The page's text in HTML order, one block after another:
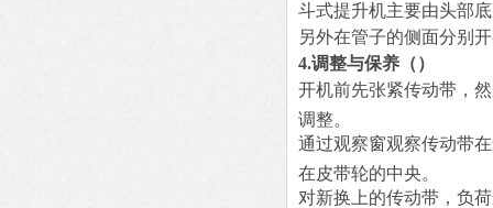
斗式提升机主要由头部
另外在管子的侧面分别
4.调整与保养 （）
开机前先张紧传动带，
调整。
通过观察窗观察传动带
在皮带轮的中央。
对新换上的传动带，负